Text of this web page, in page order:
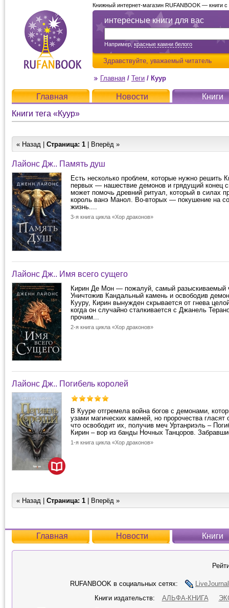
интересные книги для вас
Например,красные камни белого
Здравствуйте, уважаемый читатель
Книжный интернет-магазин RUFANBOOK — книги
Главная / Теги / Куур
Главная Новости
Книги
Книги тега «Куур»
« Назад | Страница: 1 | Вперёд »
Лайонс Дж.. Память душ
Есть несколько проблем, которые нужно решить
первых — нашествие демонов и грядущий конец
может помочь древний ритуал, который в силах
король ванэ Манол. Во-вторых — покушение на
жизнь....
3-я книга цикла «Хор драконов»
Лайонс Дж.. Имя всего сущего
Кирин Де Мон — пожалуй, самый разыскиваемый
Уничтожив Кандальный камень и освободив
Кууру, Кирин вынужден скрывается от гнева
когда он случайно сталкивается с Джанель
прочим...
2-я книга цикла «Хор драконов»
Лайонс Дж.. Погибель королей
В Кууре отгремела война богов с демонами,
узами магических камней, но пророчества гласят
что освободит их, получив меч Уртанриэль –
Кирин – вор из банды Ночных Танцоров.
1-я книга цикла «Хор драконов»
« Назад | Страница: 1 | Вперёд »
Главная Новости Книги
RUFANBOOK в социальных сетях:
LiveJournal
Книги издательств:
АЛЬФА-КНИГА